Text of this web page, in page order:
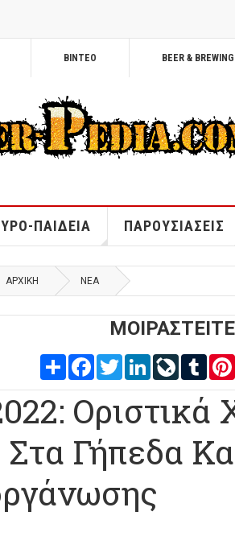
ΒΙΝΤΕΟ BEER &
ΠΑΙΔΕΙΑ ΠΑΡΟΥΣΙΑΣΕΙΣ
ΑΡΧΙΚΉ ΝΕΑ
Share FacebookTwitterLinkedInLiveJournal
Γήπεδα